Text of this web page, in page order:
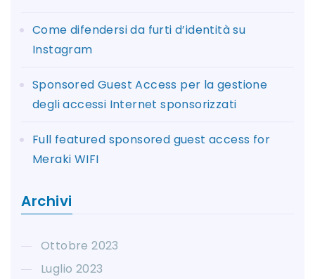
Come difendersi da furti d’identità su
Instagram
Sponsored Guest Access per la gestione
degli accessi Internet sponsorizzati
Full featured sponsored guest access for
Meraki WIFI
Archivi
Ottobre 2023
Luglio 2023